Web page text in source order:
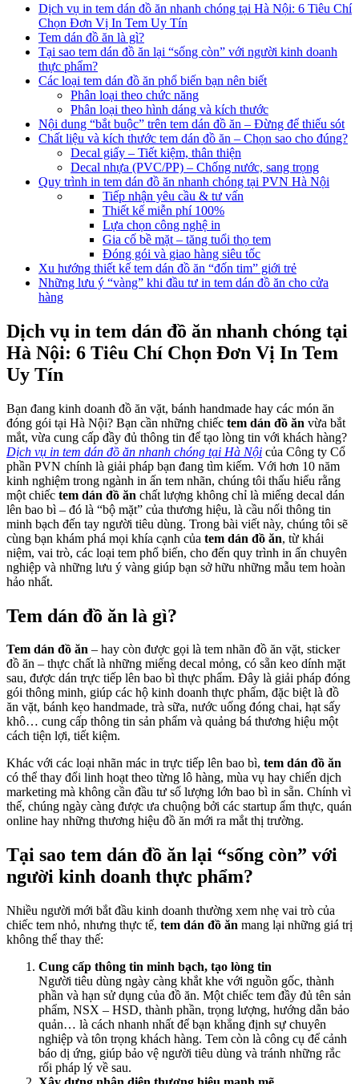
Dịch vụ in tem dán đồ ăn nhanh chóng tại Hà Nội: 6 Tiêu Chí
Chọn Đơn Vị In Tem Uy Tín
Tem dán đồ ăn là gì?
Tại sao tem dán đồ ăn lại “sống còn” với người kinh doanh
thực phẩm?
Các loại tem dán đồ ăn phổ biến bạn nên biết
Phân loại theo chức năng
Phân loại theo hình dáng và kích thước
Nội dung “bắt buộc” trên tem dán đồ ăn – Đừng để thiếu sót
Chất liệu và kích thước tem dán đồ ăn – Chọn sao cho đúng?
Decal giấy – Tiết kiệm, thân thiện
Decal nhựa (PVC/PP) – Chống nước, sang trọng
Quy trình in tem dán đồ ăn nhanh chóng tại PVN Hà Nội
Tiếp nhận yêu cầu & tư vấn
Thiết kế miễn phí 100%
Lựa chọn công nghệ in
Gia cố bề mặt – tăng tuổi thọ tem
Đóng gói và giao hàng siêu tốc
Xu hướng thiết kế tem dán đồ ăn “đốn tim” giới trẻ
Những lưu ý “vàng” khi đầu tư in tem dán đồ ăn cho cửa
hàng
Dịch vụ in tem dán đồ ăn nhanh chóng tại
Hà Nội: 6 Tiêu Chí Chọn Đơn Vị In Tem
Uy Tín
Bạn đang kinh doanh đồ ăn vặt, bánh handmade hay các món ăn
đóng gói tại Hà Nội? Bạn cần những chiếc tem dán đồ ăn vừa bắt
mắt, vừa cung cấp đầy đủ thông tin để tạo lòng tin với khách hàng?
Dịch vụ in tem dán đồ ăn nhanh chóng tại Hà Nội của Công ty Cổ
phần PVN chính là giải pháp bạn đang tìm kiếm. Với hơn 10 năm
kinh nghiệm trong ngành in ấn tem nhãn, chúng tôi thấu hiểu rằng
một chiếc tem dán đồ ăn chất lượng không chỉ là miếng decal dán
lên bao bì – đó là “bộ mặt” của thương hiệu, là cầu nối thông tin
minh bạch đến tay người tiêu dùng. Trong bài viết này, chúng tôi sẽ
cùng bạn khám phá mọi khía cạnh của tem dán đồ ăn, từ khái
niệm, vai trò, các loại tem phổ biến, cho đến quy trình in ấn chuyên
nghiệp và những lưu ý vàng giúp bạn sở hữu những mẫu tem hoàn
hảo nhất.
Tem dán đồ ăn là gì?
Tem dán đồ ăn – hay còn được gọi là tem nhãn đồ ăn vặt, sticker
đồ ăn – thực chất là những miếng decal mỏng, có sẵn keo dính mặt
sau, được dán trực tiếp lên bao bì thực phẩm. Đây là giải pháp đóng
gói thông minh, giúp các hộ kinh doanh thực phẩm, đặc biệt là đồ
ăn vặt, bánh kẹo handmade, trà sữa, nước uống đóng chai, hạt sấy
khô… cung cấp thông tin sản phẩm và quảng bá thương hiệu một
cách tiện lợi, tiết kiệm.
Khác với các loại nhãn mác in trực tiếp lên bao bì, tem dán đồ ăn
có thể thay đổi linh hoạt theo từng lô hàng, mùa vụ hay chiến dịch
marketing mà không cần đầu tư số lượng lớn bao bì in sẵn. Chính vì
thế, chúng ngày càng được ưa chuộng bởi các startup ẩm thực, quán
online hay những thương hiệu đồ ăn mới ra mắt thị trường.
Tại sao tem dán đồ ăn lại “sống còn” với
người kinh doanh thực phẩm?
Nhiều người mới bắt đầu kinh doanh thường xem nhẹ vai trò của
chiếc tem nhỏ, nhưng thực tế, tem dán đồ ăn mang lại những giá trị
không thể thay thế:
Cung cấp thông tin minh bạch, tạo lòng tin
Người tiêu dùng ngày càng khắt khe với nguồn gốc, thành
phần và hạn sử dụng của đồ ăn. Một chiếc tem đầy đủ tên sản
phẩm, NSX – HSD, thành phần, trọng lượng, hướng dẫn bảo
quản… là cách nhanh nhất để bạn khẳng định sự chuyên
nghiệp và tôn trọng khách hàng. Tem còn là công cụ để cảnh
báo dị ứng, giúp bảo vệ người tiêu dùng và tránh những rắc
rối pháp lý về sau.